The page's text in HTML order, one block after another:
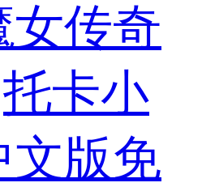
女传奇
托卡小
文版免